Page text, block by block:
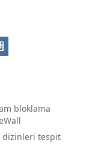
bloklama
dizinleri tespit